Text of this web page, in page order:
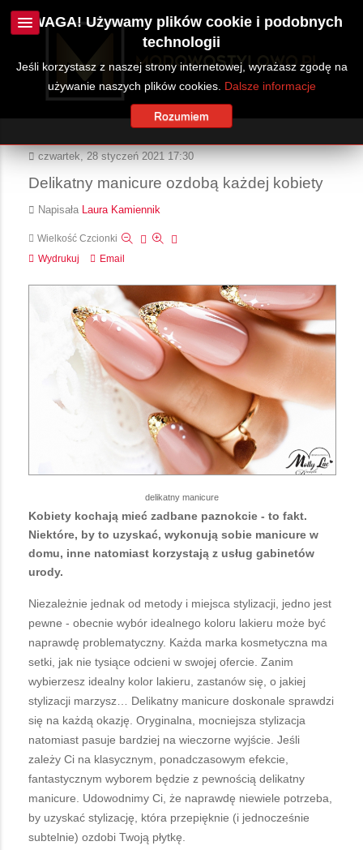
czwartek, 28 styczeń 2021 17:30
Delikatny manicure ozdobą każdej kobiety
Napisała Laura Kamiennik
Wielkość Czcionki
Wydrukuj
Email
delikatny manicure
Kobiety kochają mieć zadbane paznokcie - to fakt.
Niektóre, by to uzyskać, wykonują sobie manicure w
domu, inne natomiast korzystają z usług gabinetów
urody.
Niezależnie jednak od metody i miejsca stylizacji, jedno jest
pewne - obecnie wybór idealnego koloru lakieru może być
naprawdę problematyczny. Każda marka kosmetyczna ma
setki, jak nie tysiące odcieni w swojej ofercie. Zanim
wybierzesz idealny kolor lakieru, zastanów się, o jakiej
stylizacji marzysz… Delikatny manicure doskonale sprawdzi
się na każdą okazję. Oryginalna, mocniejsza stylizacja
natomiast pasuje bardziej na wieczorne wyjście. Jeśli
zależy Ci na klasycznym, ponadczasowym efekcie,
fantastycznym wyborem będzie z pewnością delikatny
manicure. Udowodnimy Ci, że naprawdę niewiele potrzeba,
by uzyskać stylizację, która przepięknie (i jednocześnie
subtelnie) ozdobi Twoją płytkę.
UWAGA! Używamy plików cookie i podobnych
technologii
Jeśli korzystasz z naszej strony internetowej, wyrażasz zgodę na
używanie naszych plików cookies. Dalsze informacje
Rozumiem